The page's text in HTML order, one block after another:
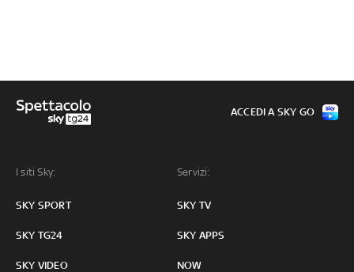
I siti Sky:
SKY SPORT
SKY TG24
SKY VIDEO
Servizi:
SKY TV
SKY APPS
NOW
ACCEDI A SKY GO